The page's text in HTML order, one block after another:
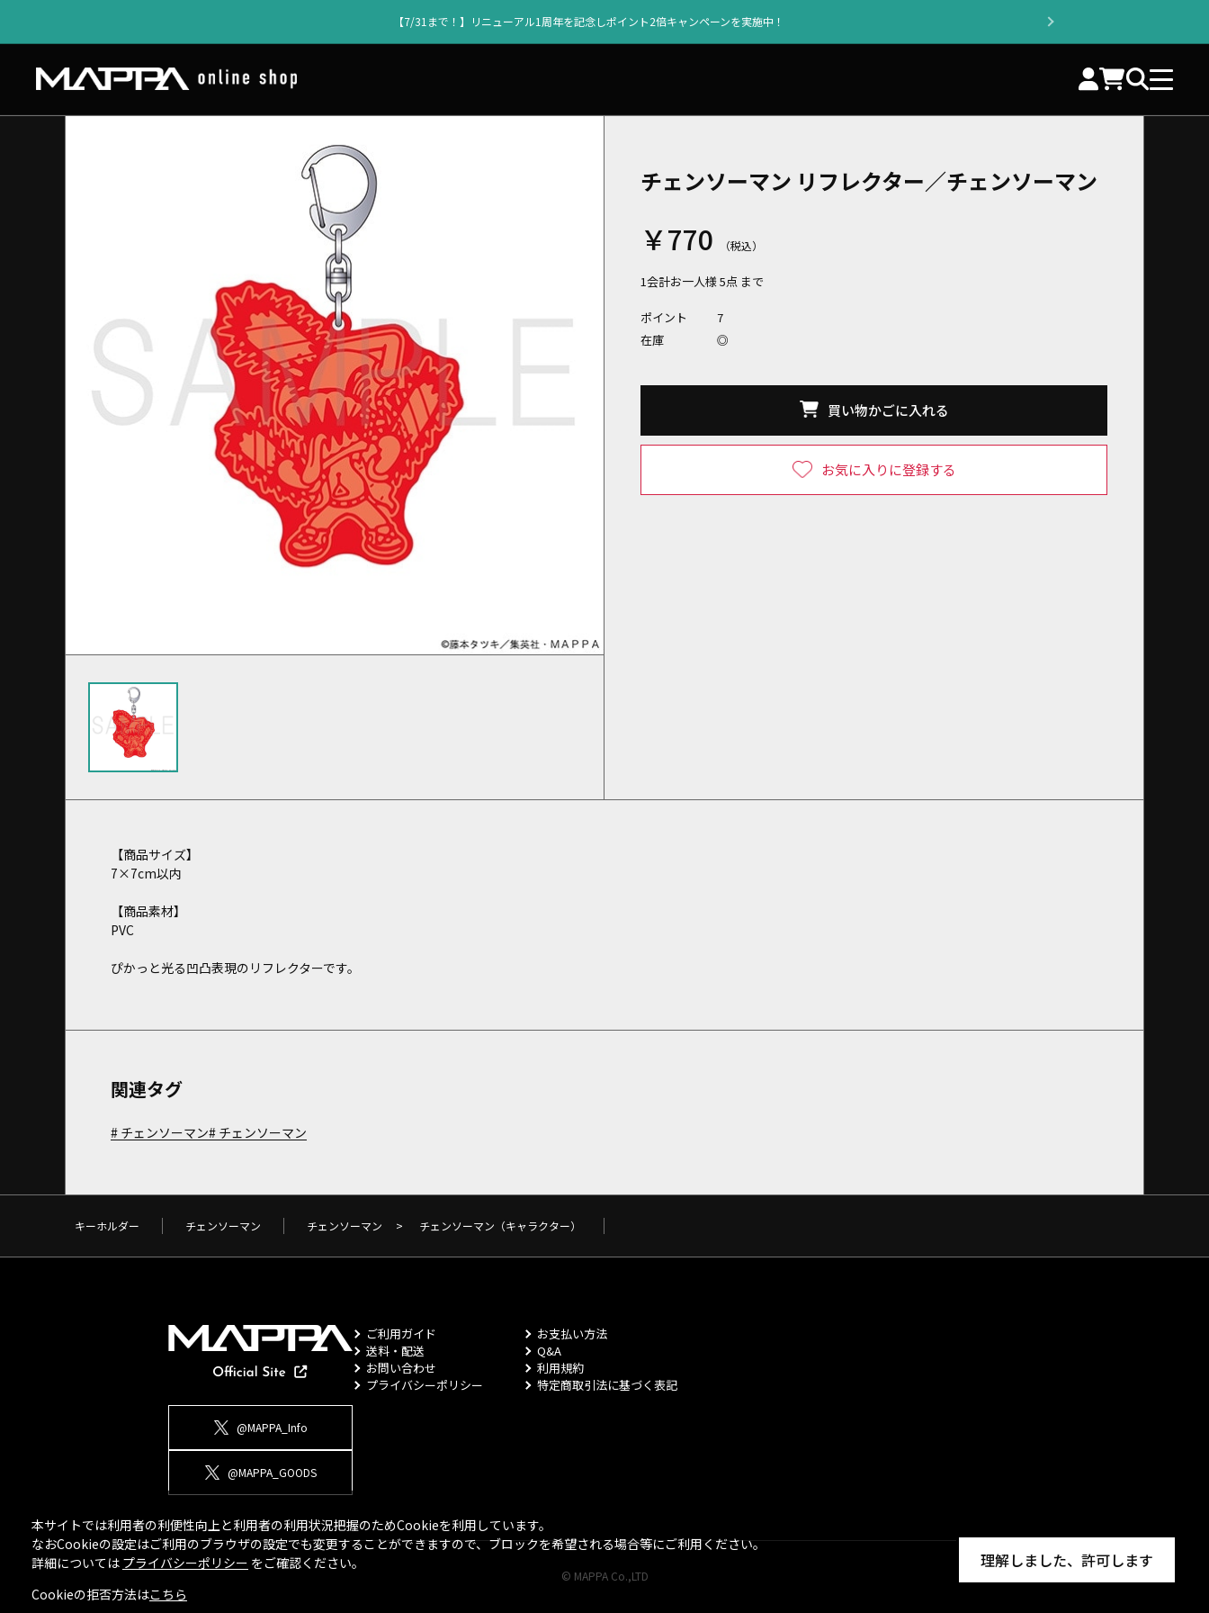
【7/31まで！】リニューアル1周年を記念しポイント2倍キャンペーンを実施中！
チェンソーマン リフレクター／チェンソーマン
￥770
1会計お一人様 5点 まで
ポイント
7
在庫
◎
買い物かごに入れる
お気に入りに登録する
【商品サイズ】
7×7cm以内
【商品素材】
PVC
ぴかっと光る凹凸表現のリフレクターです。
関連タグ
チェンソーマン チェンソーマン
キーホルダー チェンソーマン チェンソーマン > チェンソーマン（キャラクター）
@MAPPA_Info
@MAPPA_GOODS
ご利用ガイド
お支払い方法
送料・配送
Q&A
お問い合わせ
利用規約
プライバシーポリシー
特定商取引法に基づく表記
© MAPPA Co.,LTD
本サイトでは利用者の利便性向上と利用者の利用状況把握のためCookieを利用しています。
なおCookieの設定はご利用のブラウザの設定でも変更することができますので、ブロックを希望される場合等にご利用ください。
詳細については プライバシーポリシー をご確認ください。
Cookieの拒否方法はこちら
理解しました、許可します